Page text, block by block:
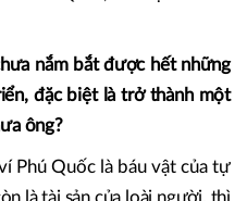
kết nối. Để nâng Phú Quốc
Phú Quốc đã giành được sự
rất cao. Nhưng so với tiềm
Phú Quốc, cái hiện có vẫn